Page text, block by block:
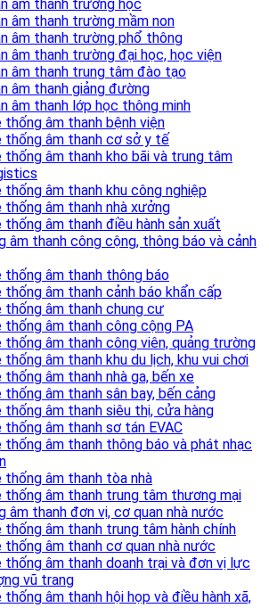
âm thanh trường học
âm thanh trường mầm non
âm thanh trường phổ thông
âm thanh trường đại học, học viện
âm thanh trung tâm đào tạo
âm thanh giảng đường
âm thanh lớp học thông minh
thống âm thanh bệnh viện
thống âm thanh cơ sở y tế
thống âm thanh kho bãi và trung tâm
thống âm thanh khu công nghiệp
thống âm thanh nhà xưởng
thống âm thanh điều hành sản xuất
âm thanh công cộng, thông báo và cảnh
thống âm thanh thông báo
thống âm thanh cảnh báo khẩn cấp
thống âm thanh chung cư
thống âm thanh công cộng PA
thống âm thanh công viên, quảng trường
thống âm thanh khu du lịch, khu vui chơi
thống âm thanh nhà ga, bến xe
thống âm thanh sân bay, bến cảng
thống âm thanh siêu thị, cửa hàng
thống âm thanh sơ tán EVAC
thống âm thanh thông báo và phát nhạc
thống âm thanh tòa nhà
thống âm thanh trung tâm thương mại
âm thanh đơn vị, cơ quan nhà nước
thống âm thanh trung tâm hành chính
thống âm thanh cơ quan nhà nước
thống âm thanh doanh trại và đơn vị lực
vũ trang
thống âm thanh hội họp và điều hành xã,